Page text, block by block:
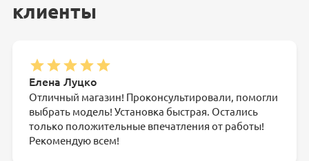
клиенты
Елена Луцко
Отличный магазин! Проконсультировали, помогли
выбрать модель! Установка быстрая. Остались
только положительные впечатления от работы!
Рекомендую всем!